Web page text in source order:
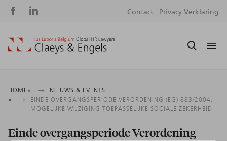
Social
Contact Privacy Verklaring
Kruimelpad
HOME
NIEUWS & EVENTS
EINDE OVERGANGSPERIODE VERORDENING (EG) 883/2004:
MOGELIJKE WIJZIGING TOEPASSELIJKE SOCIALE ZEKERHEID
Einde overgangsperiode Verordening